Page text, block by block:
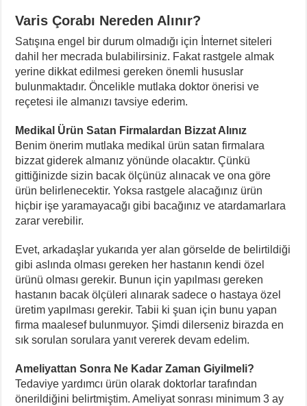
Varis Çorabı Nereden Alınır?
Satışına engel bir durum olmadığı için İnternet siteleri
dahil her mecrada bulabilirsiniz. Fakat rastgele almak
yerine dikkat edilmesi gereken önemli hususlar
bulunmaktadır. Öncelikle mutlaka doktor önerisi ve
reçetesi ile almanızı tavsiye ederim.
Medikal Ürün Satan Firmalardan Bizzat Alınız
Benim önerim mutlaka medikal ürün satan firmalara
bizzat giderek almanız yönünde olacaktır. Çünkü
gittiğinizde sizin bacak ölçünüz alınacak ve ona göre
ürün belirlenecektir. Yoksa rastgele alacağınız ürün
hiçbir işe yaramayacağı gibi bacağınız ve atardamarlara
zarar verebilir.
Evet, arkadaşlar yukarıda yer alan görselde de belirtildiği
gibi aslında olması gereken her hastanın kendi özel
ürünü olması gerekir. Bunun için yapılması gereken
hastanın bacak ölçüleri alınarak sadece o hastaya özel
üretim yapılması gerekir. Tabii ki şuan için bunu yapan
firma maalesef bulunmuyor. Şimdi dilerseniz birazda en
sık sorulan sorulara yanıt vererek devam edelim.
Ameliyattan Sonra Ne Kadar Zaman Giyilmeli?
Tedaviye yardımcı ürün olarak doktorlar tarafından
önerildiğini belirtmiştim. Ameliyat sonrası minimum 3 ay